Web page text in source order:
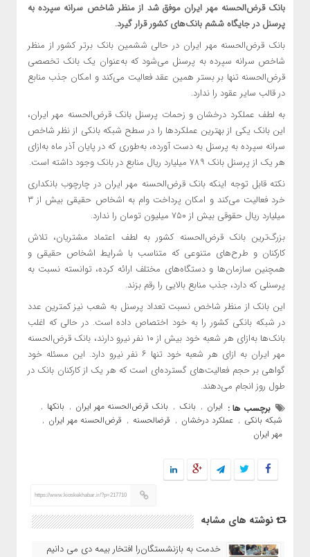
بانک قرض‌الحسنه مهر ایران موفق شد از منظر شاخص سرانه سپرده به
پرسنل در جایگاه ششم بانک‌های کشور قرار گیرد.
بانک قرض‌الحسنه مهر ایران در حالی ششمین بانک برتر کشور از منظر
شاخص سرانه سپرده به پرسنل می‌شود که به‌عنوان یک بانک تخصصی
قرض‌الحسنه تنها بر بستر همین عقد فعالیت می‌کند و امکان جذب منابع
در قالب سایر عقود را ندارد.
به لطف عملکرد درخشان و زحمات پرسنل بانک قرض‌الحسنه مهر ایران،
این بانک یکی از بهترین عملکردها را در سطح شبکه بانکی از نظر شاخص
سرانه سپرده به پرسنل به دست آورده، به‌طوری که در پایان آذر ماه به‌ازای
هر یک از پرسنل بانک ۷۸۹ میلیارد ریال منابع در بانک وجود داشته است.
نکته قابل توجه اینکه بانک قرض‌الحسنه مهر ایران در چارچوب بانکداری
خرد فعالیت می‌کند و امکان پرداخت وام‌ به اشخاص حقیقی بیش از ۳
میلیارد ریال حقوقی بیش از ۷۵۰ میلیون تومان را ندارد.
بزرگ‌ترین بانک قرض‌الحسنه کشور به لطف اعتماد مشتریان، تلاش
کارکنان و طرح‌های متنوعی که متناسب با شرایط اشخاص حقیقی و
همچنین سازمان‌ها و دستگاه‌های مختلف ارائه کرده، توانسته نسبت به
پرسنلی که دارد، جذب منابع بالایی را رقم بزند.
این بانک از منظر شاخص نسبت تعداد پرسنل به شعب نیز کمترین عدد
در شبکه بانکی کشور را به خود اختصاص داده است. در حالی که اغلب
بانک‌ها به‌ازای هر شعبه خود بیش از ۱۰ نفر نیرو دارند، بانک قرض‌الحسنه
مهر ایران به ازای هر شعبه خود تنها ۶ نفر نیرو دارد. این مسئله خود
گواهی بر حجم فعالیت‌های گسترده‌ای است که هر یک از کارکنان بانک در
طول روز انجام می‌دهند.
برچسب ها : ایران , بانک , بانک قرض‌الحسنه مهر ایران , بانکها ,
شبکه بانکی , عملکرد درخشان , قرضالحسنه , قرض‌الحسنه مهر ایران ,
مهر ایران
https://www.kioskekhabar.ir/?p=217710
نوشته های مشابه
خدمت به بازنشستگان‌را افتخار بیمه دی می دانیم